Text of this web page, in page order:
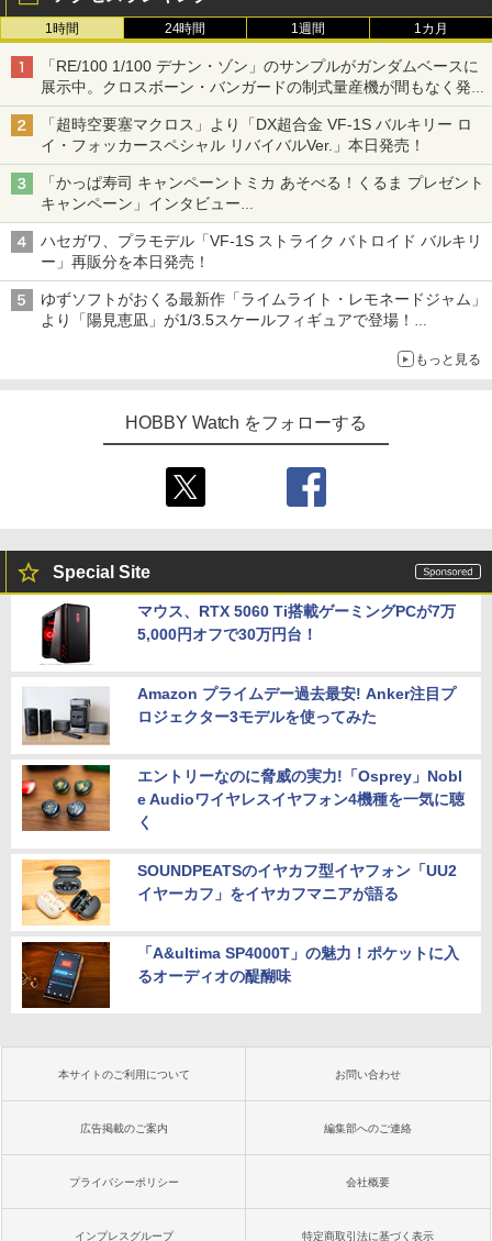
1時間 24時間 1週間 1カ月
「RE/100 1/100 デナン・ゾン」のサンプルがガンダムベースに
展示中。クロスボーン・バンガードの制式量産機が間もなく発送
【ガンダムベース撮り下ろし】
「超時空要塞マクロス」より「DX超合金 VF-1S バルキリー ロ
イ・フォッカースペシャル リバイバルVer.」本日発売！
「かっぱ寿司 キャンペーントミカ あそべる！くるま プレゼント
キャンペーン」インタビュー
子どもが楽しめるかっぱ寿司ならではの体験とコラボの楽しさを
追求
ハセガワ、プラモデル「VF-1S ストライク バトロイド バルキリ
ー」再販分を本日発売！
ゆずソフトがおくる最新作「ライムライト・レモネードジャム」
より「陽見恵凪」が1/3.5スケールフィギュアで登場！
もっと見る
HOBBY Watch をフォローする
Special Site
マウス、RTX 5060 Ti搭載ゲーミングPCが7万
5,000円オフで30万円台！
Amazon プライムデー過去最安! Anker注目プ
ロジェクター3モデルを使ってみた
エントリーなのに脅威の実力!「Osprey」Nobl
e Audioワイヤレスイヤフォン4機種を一気に聴
く
SOUNDPEATSのイヤカフ型イヤフォン「UU2
イヤーカフ」をイヤカフマニアが語る
「A&ultima SP4000T」の魅力！ポケットに入
るオーディオの醍醐味
本サイトのご利用について お問い合わせ
広告掲載のご案内 編集部へのご連絡
プライバシーポリシー 会社概要
インプレスグループ 特定商取引法に基づく表示